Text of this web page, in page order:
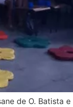
de O. Batista e